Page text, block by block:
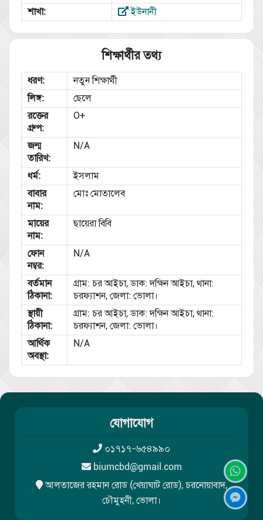
শাখা:
ইউনানী
শিক্ষার্থীর তথ্য
ধরণ:
নতুন শিক্ষার্থী
লিঙ্গ:
ছেলে
রক্তের
গ্রুপ:
O+
জন্ম
তারিখ:
N/A
ধর্ম:
ইসলাম
বাবার
নাম:
মোঃ মোতালেব
মায়ের
নাম:
ছায়েরা বিবি
ফোন
নম্বর:
N/A
বর্তমান
ঠিকানা:
গ্রাম: চর আইচা, ডাক: দক্ষিন আইচা, থানা:
চরফ্যাশন, জেলা: ভোলা।
স্থায়ী
ঠিকানা:
গ্রাম: চর আইচা, ডাক: দক্ষিন আইচা, থানা:
চরফ্যাশন, জেলা: ভোলা।
আর্থিক
অবস্থা:
N/A
যোগাযোগ
০১৭১৭-৬৫৪৯৯০
biumcbd@gmail.com
আলতাজের রহমান রোড (খেয়াঘাট রোড), চরনোয়াবাদ,
চৌমুহনী, ভোলা।